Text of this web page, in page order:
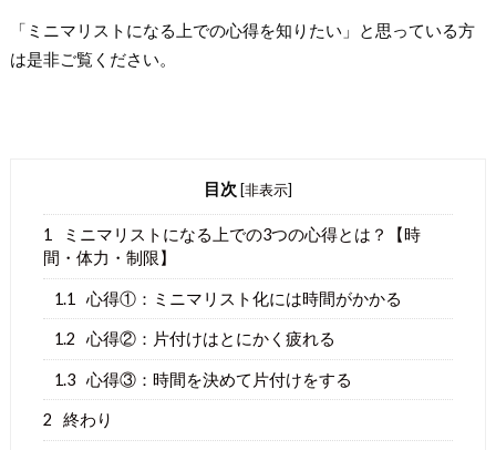
「ミニマリストになる上での心得を知りたい」と思っている方
は是非ご覧ください。
目次 [非表示]
1
ミニマリストになる上での3つの心得とは？【時
間・体力・制限】
1.1 心得①：ミニマリスト化には時間がかかる
1.2 心得②：片付けはとにかく疲れる
1.3 心得③：時間を決めて片付けをする
2 終わり